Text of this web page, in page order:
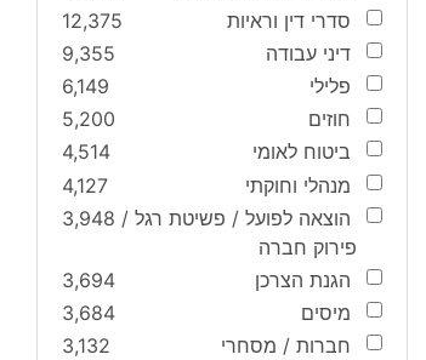
סדרי דין וראיות
12,375
דיני עבודה
9,355
פלילי
6,149
חוזים
5,200
ביטוח לאומי
4,514
מנהלי וחוקתי
4,127
הוצאה לפועל / פשיטת רגל /
פירוק חברה
3,948
הגנת הצרכן
3,694
מיסים
3,684
חברות / מסחרי
3,132